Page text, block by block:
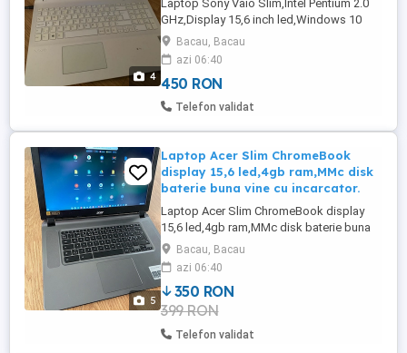
4
Laptop Sony Vaio Slim,Intel Pentium 2.0
GHz,Display 15,6 inch led,Windows 10
Pro,6gb ram ddr3,500gb
memorie,funcțional cu incarcator.Trimit
prin curier.
Bacau, Bacau
azi 06:40
450 RON
Telefon validat
5
Laptop Acer Slim ChromeBook
display 15,6 led,4gb ram,MMc disk
baterie buna vine cu incarcator.
Laptop Acer Slim ChromeBook display
15,6 led,4gb ram,MMc disk baterie buna
vine cu incarcator.Trimit prin curier.
Bacau, Bacau
azi 06:40
350 RON
399 RON
Telefon validat